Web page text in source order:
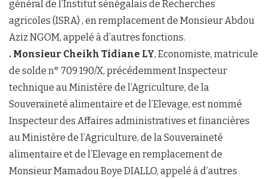
général de l’Institut sénégalais de Recherches
agricoles (ISRA) , en remplacement de Monsieur Abdou
Aziz NGOM, appelé à d’autres fonctions.
. Monsieur Cheikh Tidiane LY, Economiste, matricule
de solde n° 709 190/X, précédemment Inspecteur
technique au Ministère de l’Agriculture, de la
Souveraineté alimentaire et de l’Elevage, est nommé
Inspecteur des Affaires administratives et financières
au Ministère de l’Agriculture, de la Souveraineté
alimentaire et de l’Elevage en remplacement de
Monsieur Mamadou Boye DIALLO, appelé à d’autres